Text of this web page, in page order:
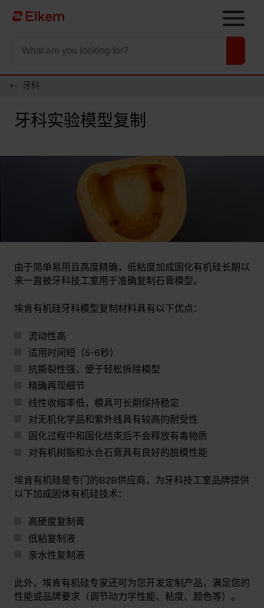
Skip to main content
To start page
牙科
牙科实验模型复制
由于简单易用且高度精确，低粘度加成固化有机硅长期以
来一直被牙科技工室用于准确复制石膏模型。
埃肯有机硅牙科模型复制材料具有以下优点：
流动性高
适用时间短（5-6秒）
抗撕裂性强，便于轻松拆除模型
精确再现细节
线性收缩率低，模具可长期保持稳定
对无机化学品和紫外线具有较高的耐受性
固化过程中和固化结束后不会释放有毒物质
对有机树脂和水合石膏具有良好的脱模性能
埃肯有机硅是专门的B2B供应商，为牙科技工室品牌提供
以下加成固体有机硅技术：
高硬度复制膏
低粘复制液
亲水性复制液
此外，埃肯有机硅专家还可为您开发定制产品，满足您的
性能或品牌要求（调节动力学性能、粘度、颜色等）。